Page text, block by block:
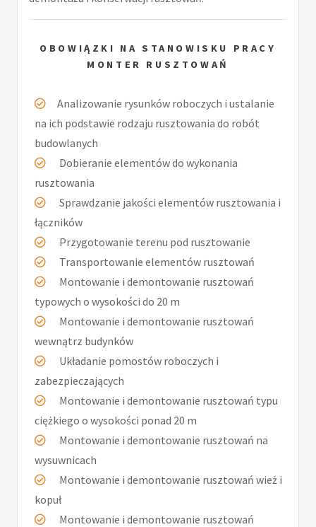
OBOWIĄZKI NA STANOWISKU PRACY
MONTER RUSZTOWAŃ
Analizowanie rysunków roboczych i ustalanie
na ich podstawie rodzaju rusztowania do robót
budowlanych
Dobieranie elementów do wykonania
rusztowania
Sprawdzanie jakości elementów rusztowania i
łączników
Przygotowanie terenu pod rusztowanie
Transportowanie elementów rusztowań
Montowanie i demontowanie rusztowań
typowych o wysokości do 20 m
Montowanie i demontowanie rusztowań
wewnątrz budynków
Układanie pomostów roboczych i
zabezpieczających
Montowanie i demontowanie rusztowań typu
ciężkiego o wysokości ponad 20 m
Montowanie i demontowanie rusztowań na
wysuwnicach
Montowanie i demontowanie rusztowań wież i
kopuł
Montowanie i demontowanie rusztowań